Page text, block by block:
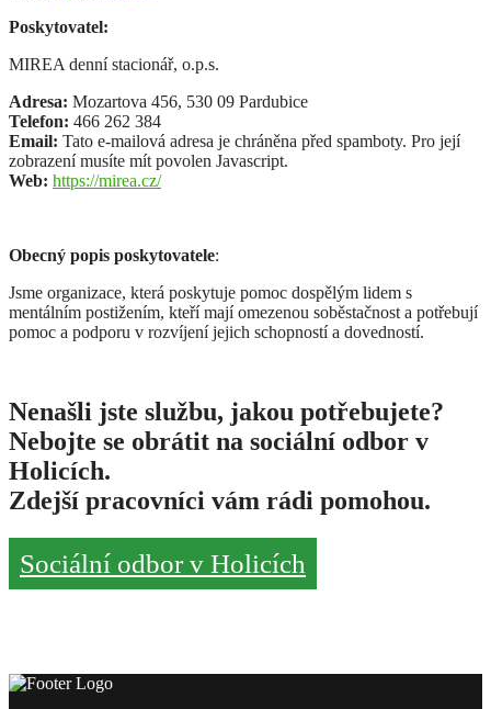
Poskytovatel:
MIREA denní stacionář, o.p.s.
Adresa: Mozartova 456, 530 09 Pardubice
Telefon: 466 262 384
Email: Tato e-mailová adresa je chráněna před spamboty. Pro její
zobrazení musíte mít povolen Javascript.
Web: https://mirea.cz/
Obecný popis poskytovatele:
Jsme organizace, která poskytuje pomoc dospělým lidem s
mentálním postižením, kteří mají omezenou soběstačnost a potřebují
pomoc a podporu v rozvíjení jejich schopností a dovedností.
Nenašli jste službu, jakou potřebujete?
Nebojte se obrátit na sociální odbor v
Holicích.
Zdejší pracovníci vám rádi pomohou.
Sociální odbor v Holicích